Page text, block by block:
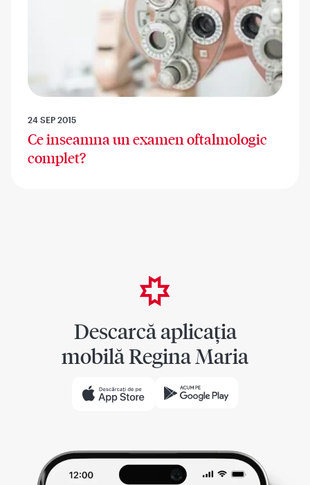
24 SEP 2015
Ce inseamna un examen oftalmologic
complet?
Descarcă aplicația
mobilă Regina Maria